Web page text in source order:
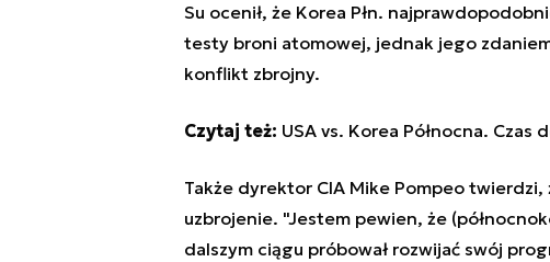
Su ocenił, że Korea Płn.
testy broni atomowej, jednak jego
konflikt zbrojny.
Czytaj też: USA vs. Korea Północna. Czas
Także dyrektor CIA Mike Pompeo
uzbrojenie. "Jestem pewien, że
dalszym ciągu próbował rozwijać swój